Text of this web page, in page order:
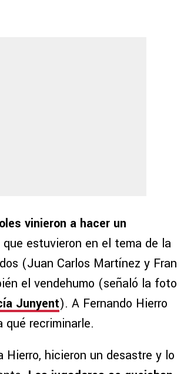
vinieron a hacer un
que estuvieron en el tema de la
(Juan Carlos Martínez y Fran
el vendehumo (señaló la foto
Junyent). A Fernando Hierro
qué recriminarle.
Hierro, hicieron un desastre y lo